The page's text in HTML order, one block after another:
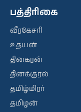
பத்திரிகை
வீரகேசரி
உதயன்
தினகரன்
தினக்குரல்
தமிழ்மிரர்
தமிழன்